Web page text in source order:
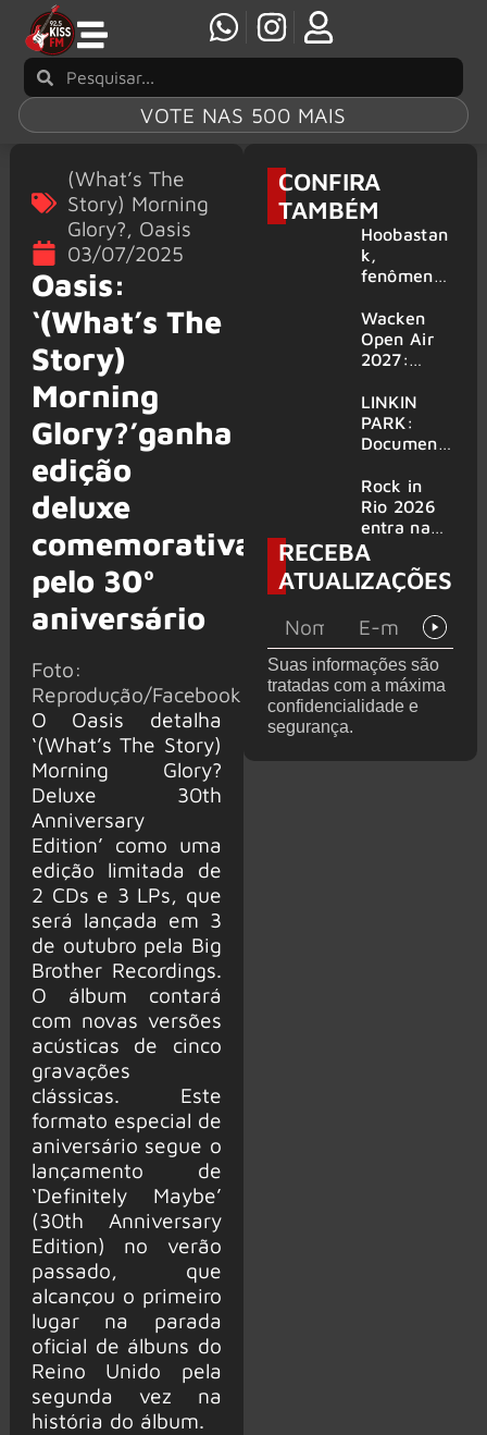
VOTE NAS 500 MAIS
(What’s The
Story) Morning
Glory?, Oasis
03/07/2025
Oasis:
‘(What’s The
Story)
Morning
Glory?’ganha
edição
deluxe
comemorativa
pelo 30º
aniversário
Foto:
Reprodução/Facebook
O Oasis detalha
‘(What’s The Story)
Morning Glory?
Deluxe 30th
Anniversary
Edition’ como uma
edição limitada de
2 CDs e 3 LPs, que
será lançada em 3
de outubro pela Big
Brother Recordings.
O álbum contará
com novas versões
acústicas de cinco
gravações
clássicas. Este
formato especial de
aniversário segue o
lançamento de
‘Definitely Maybe’
(30th Anniversary
Edition) no verão
passado, que
alcançou o primeiro
lugar na parada
oficial de álbuns do
Reino Unido pela
segunda vez na
história do álbum.
CONFIRA
TAMBÉM
Hoobastan
k,
fenômeno
rock anos
2000,
volta ao
6 shows
Wacken
Open Air
2027:
amplia
line-up e
já
mais de 50
bandas
LINKIN
PARK:
Document
‘Unshatter’
e álbum ao
vivo são
anunciados
Rock in
Rio 2026
entra na
reta final
com
Cidade do
montagem
acelerada
e line-up
completo
confirmad
RECEBA
ATUALIZAÇÕES
Suas informações são
tratadas com a máxima
confidencialidade e
segurança.